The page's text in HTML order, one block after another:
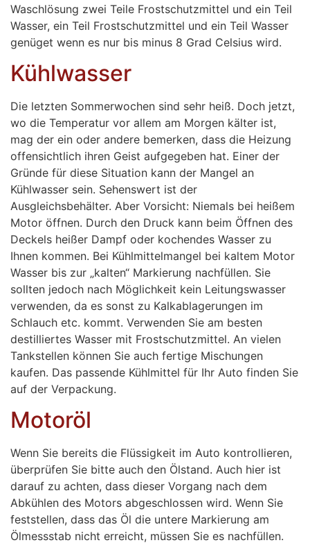
Waschlösung zwei Teile Frostschutzmittel und ein Teil
Wasser, ein Teil Frostschutzmittel und ein Teil Wasser
genüget wenn es nur bis minus 8 Grad Celsius wird.
Kühlwasser
Die letzten Sommerwochen sind sehr heiß. Doch jetzt,
wo die Temperatur vor allem am Morgen kälter ist,
mag der ein oder andere bemerken, dass die Heizung
offensichtlich ihren Geist aufgegeben hat. Einer der
Gründe für diese Situation kann der Mangel an
Kühlwasser sein. Sehenswert ist der
Ausgleichsbehälter. Aber Vorsicht: Niemals bei heißem
Motor öffnen. Durch den Druck kann beim Öffnen des
Deckels heißer Dampf oder kochendes Wasser zu
Ihnen kommen. Bei Kühlmittelmangel bei kaltem Motor
Wasser bis zur „kalten“ Markierung nachfüllen. Sie
sollten jedoch nach Möglichkeit kein Leitungswasser
verwenden, da es sonst zu Kalkablagerungen im
Schlauch etc. kommt. Verwenden Sie am besten
destilliertes Wasser mit Frostschutzmittel. An vielen
Tankstellen können Sie auch fertige Mischungen
kaufen. Das passende Kühlmittel für Ihr Auto finden Sie
auf der Verpackung.
Motoröl
Wenn Sie bereits die Flüssigkeit im Auto kontrollieren,
überprüfen Sie bitte auch den Ölstand. Auch hier ist
darauf zu achten, dass dieser Vorgang nach dem
Abkühlen des Motors abgeschlossen wird. Wenn Sie
feststellen, dass das Öl die untere Markierung am
Ölmessstab nicht erreicht, müssen Sie es nachfüllen.